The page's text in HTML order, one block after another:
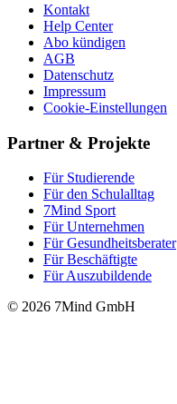
Kontakt
Help Center
Abo kündigen
AGB
Datenschutz
Impressum
Cookie-Einstellungen
Partner & Projekte
Für Stu­die­rende
Für den Schulalltag
7Mind Sport
Für Unter­neh­men
Für Gesund­heits­be­ra­ter
Für Beschäftigte
Für Auszubildende
© 2026 7Mind GmbH